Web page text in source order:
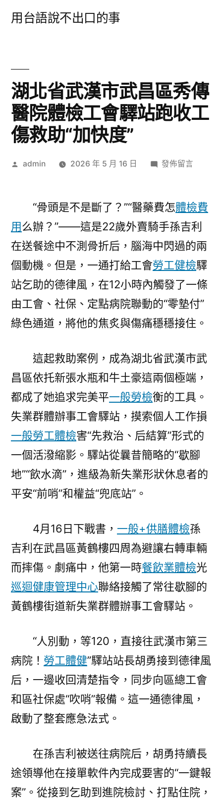
用台語說不出口的事
湖北省武漢市武昌區秀傳
醫院體檢工會驛站跑收工
傷救助“加快度”
作
admin 2026 年 5 月 16 日
在
省
武
漢
市
武
昌
區
秀
傳
醫
體
檢
工
會
驛
跑
收
工
傷
“加
快
度”〉
發佈留言
“骨頭是不是斷了？”“醫藥費怎體檢費
用么辦？”——這是22歲外賣騎手孫吉利
在送餐途中不測骨折后，腦海中閃過的兩
個動機。但是，一通打給工會勞工健檢驛
站乞助的德律風，在12小時內觸發了一條
由工會、社保、定點病院聯動的“零墊付”
綠色通道，將他的焦炙與傷痛穩穩接住。
這起救助案例，成為湖北省武漢市武
昌區依托新張水瓶和牛土豪這兩個極端，
都成了她追求完美平一般勞檢衡的工具。
失業群體辦事工會驛站，摸索個人工作損
一般勞工體檢害“先救治、后結算”形式的
一個活潑縮影。驛站從曩昔簡略的“歇腳
地”“飲水滴”，進級為新失業形狀休息者的
平安“前哨”和權益“兜底站”。
4月16日下戰書， 一般+供膳體檢孫
吉利在武昌區黃鶴樓四周為避讓右轉車輛
而摔傷。劇痛中，他第一時餐飲業體檢光
巡迴健康管理中心聯絡接觸了常往歇腳的
黃鶴樓街道新失業群體辦事工會驛站。
“人別動，等120，直接往武漢市第三
病院！ 勞工體健”驛站站長胡勇接到德律風
后，一邊收回清楚指令，同步向區總工會
和區社保處“吹哨”報備。這一通德律風，
啟動了整套應急法式。
在孫吉利被送往病院后，胡勇持續長
途領導他在接單軟件內完成要害的“一鍵報
案”。從接到乞助到進院檢討、打點住院，